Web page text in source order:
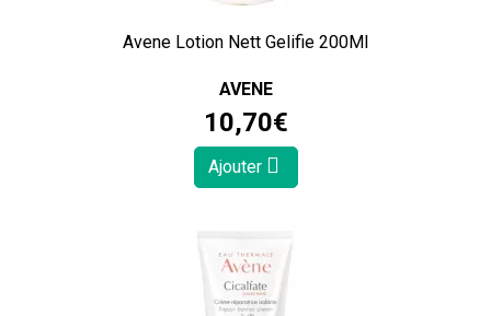
Avene Lotion Nett Gelifie 200Ml
AVENE
10,70€
Ajouter